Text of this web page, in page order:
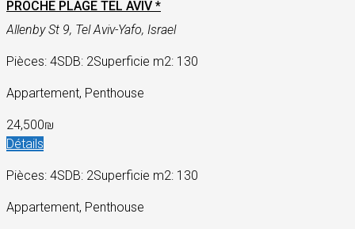
PROCHE PLAGE TEL AVIV *
Allenby St 9, Tel Aviv-Yafo, Israel
Pièces: 4SDB: 2Superficie m2: 130
Appartement, Penthouse
24,500₪
Détails
Pièces: 4SDB: 2Superficie m2: 130
Appartement, Penthouse